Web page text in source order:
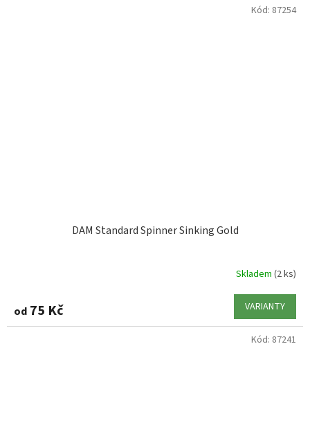
DAM Standard Spinner Sinking Gold
Skladem (2 ks)
od 75 Kč VARIANTY
Kód: 87254
Kód: 87241